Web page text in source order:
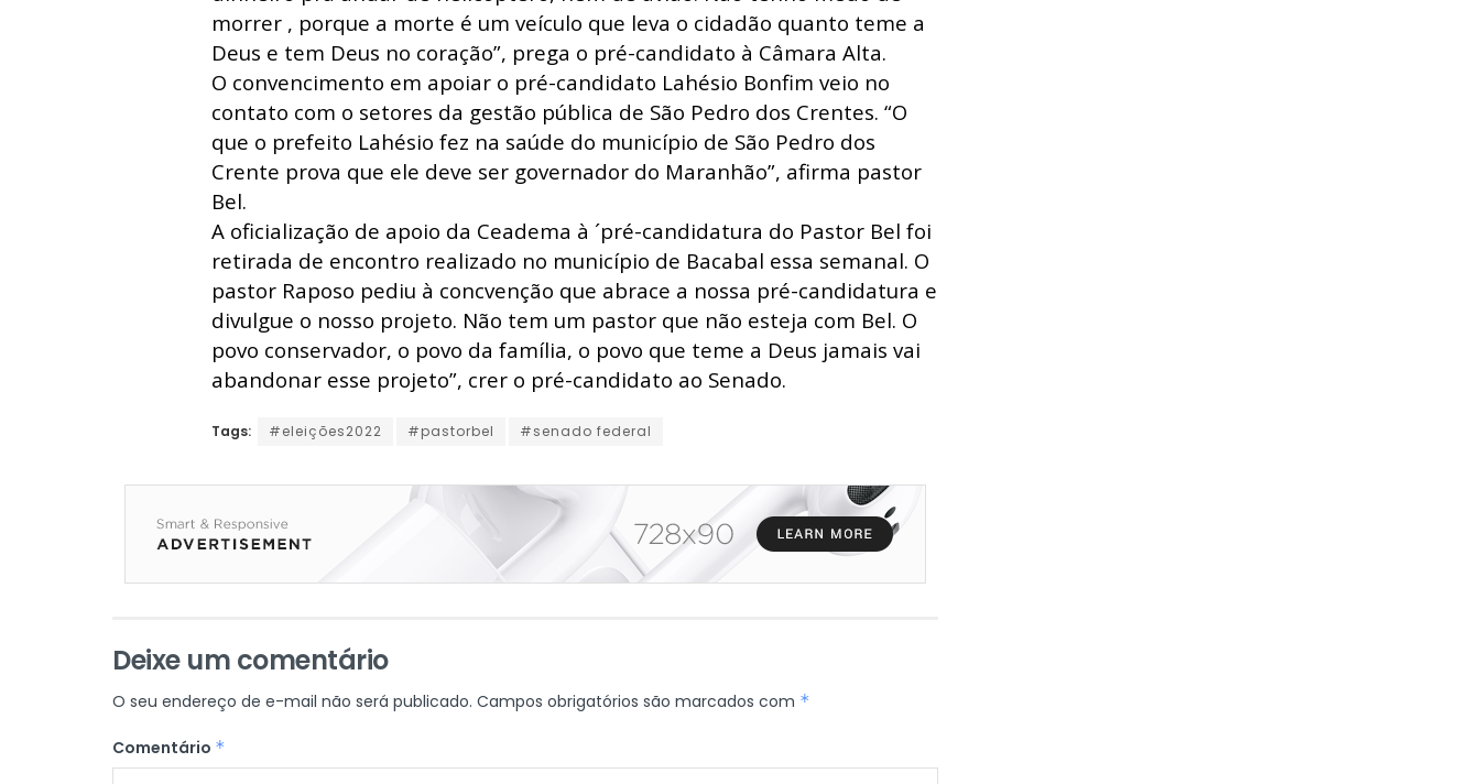
morrer , porque a morte é um veículo que leva o cidadão quanto teme a
Deus e tem Deus no coração”, prega o pré-candidato à Câmara Alta.
O convencimento em apoiar o pré-candidato Lahésio Bonfim veio no
contato com o setores da gestão pública de São Pedro dos Crentes. “O
que o prefeito Lahésio fez na saúde do município de São Pedro dos
Crente prova que ele deve ser governador do Maranhão”, afirma pastor
Bel.
A oficialização de apoio da Ceadema à ´pré-candidatura do Pastor Bel foi
retirada de encontro realizado no município de Bacabal essa semanal. O
pastor Raposo pediu à concvenção que abrace a nossa pré-candidatura e
divulgue o nosso projeto. Não tem um pastor que não esteja com Bel. O
povo conservador, o povo da família, o povo que teme a Deus jamais vai
abandonar esse projeto”, crer o pré-candidato ao Senado.
Tags: #eleições2022 #pastorbel #senado federal
Deixe um comentário
O seu endereço de e-mail não será publicado. Campos obrigatórios são marcados com *
Comentário *